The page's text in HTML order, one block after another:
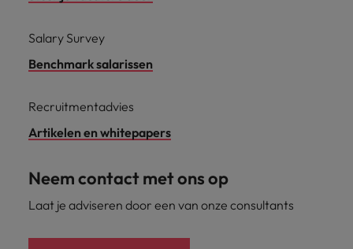
Salary Survey
Benchmark salarissen
Recruitmentadvies
Artikelen en whitepapers
Neem contact met ons op
Laat je adviseren door een van onze consultants